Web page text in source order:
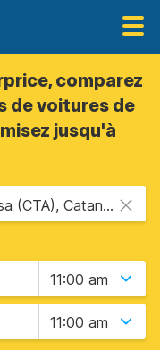
comparez
de voitures de
jusqu'à
Aéroport de Catane-Fontanarossa (CTA), Catane, Sicile
11:00 am
11:00 am